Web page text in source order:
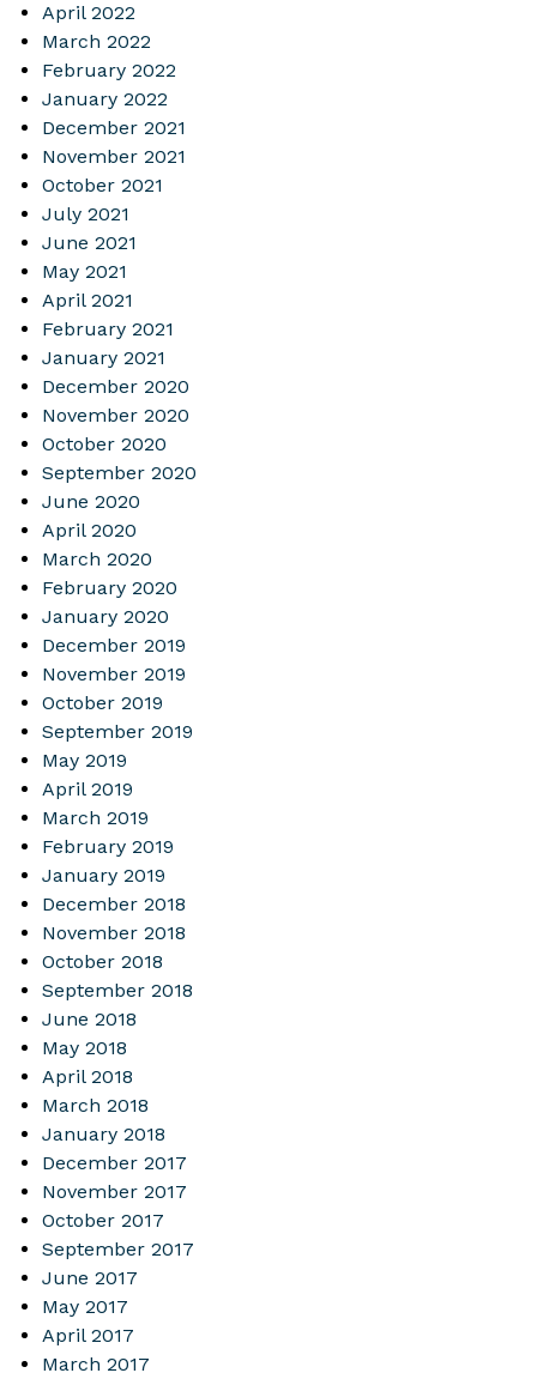
April 2022
March 2022
February 2022
January 2022
December 2021
November 2021
October 2021
July 2021
June 2021
May 2021
April 2021
February 2021
January 2021
December 2020
November 2020
October 2020
September 2020
June 2020
April 2020
March 2020
February 2020
January 2020
December 2019
November 2019
October 2019
September 2019
May 2019
April 2019
March 2019
February 2019
January 2019
December 2018
November 2018
October 2018
September 2018
June 2018
May 2018
April 2018
March 2018
January 2018
December 2017
November 2017
October 2017
September 2017
June 2017
May 2017
April 2017
March 2017